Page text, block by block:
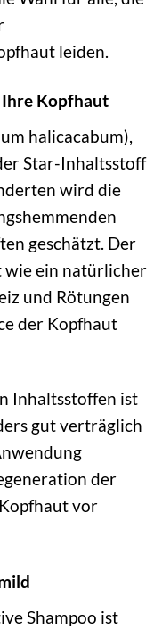
leiden.
Ihre Kopfhaut
halicacabum),
Star-Inhaltsstoff
wird die
geschätzt. Der
wie ein natürlicher
und Rötungen
der Kopfhaut
Inhaltsstoffen ist
gut verträglich
der
vor
Shampoo ist